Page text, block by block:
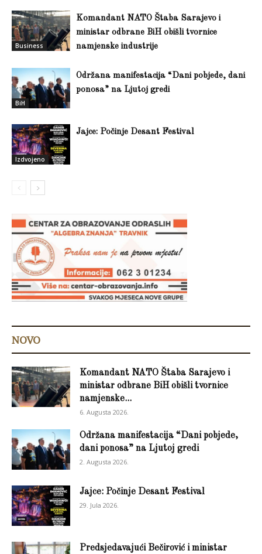
Business
Komandant NATO Štaba Sarajevo i
ministar odbrane BiH obišli tvornice
namjenske industrije
BiH
Održana manifestacija “Dani pobjede, dani
ponosa” na Ljutoj gredi
Izdvojeno
Jajce: Počinje Desant Festival
NOVO
Komandant NATO Štaba Sarajevo i
ministar odbrane BiH obišli tvornice
namjenske...
6. Augusta 2026.
Održana manifestacija “Dani pobjede,
dani ponosa” na Ljutoj gredi
2. Augusta 2026.
Jajce: Počinje Desant Festival
29. Jula 2026.
Predsjedavajući Bečirović i ministar